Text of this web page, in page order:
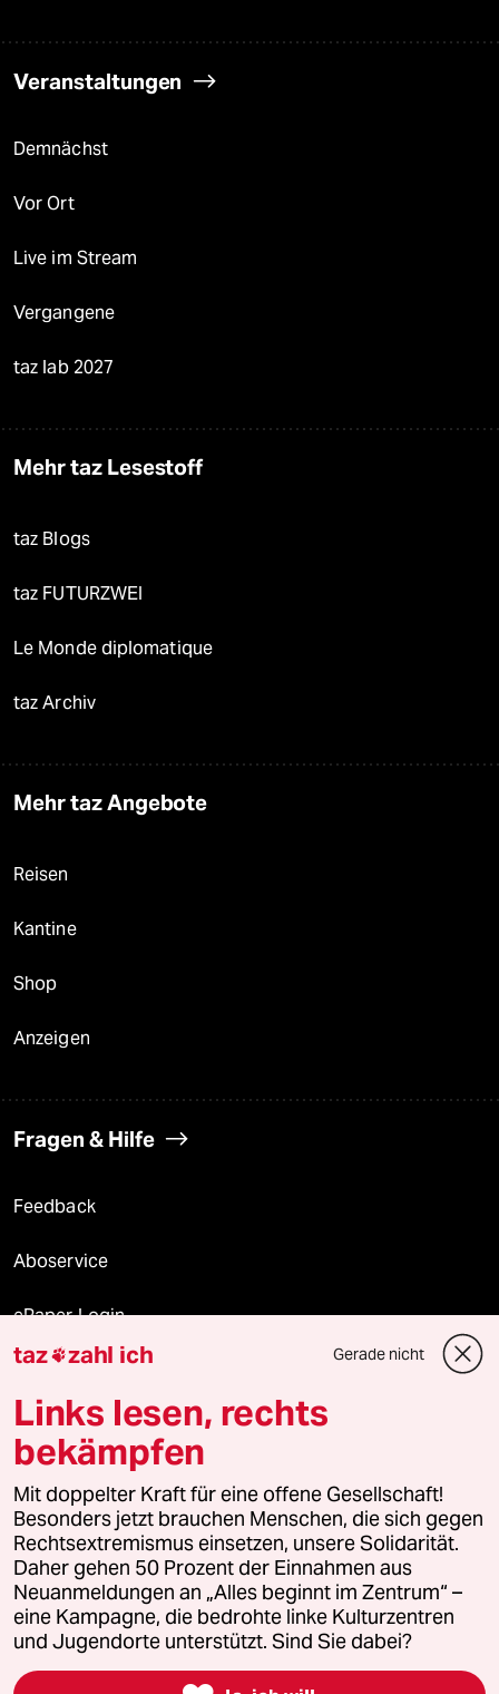
Veranstaltungen
Demnächst
Vor Ort
Live im Stream
Vergangene
taz lab 2027
Mehr taz Lesestoff
taz Blogs
taz FUTURZWEI
Le Monde diplomatique
taz Archiv
Mehr taz Angebote
Reisen
Kantine
Shop
Anzeigen
Fragen & Hilfe
Feedback
Aboservice
ePaper Login
Downloads für Abonnierende
© 2026 taz Verlags und Vertriebs GmbH
Alle Rechte vorbehalten. Bei rechtlichen Fragen oder für Genehmigungen
wenden Sie sich bitte an
lizenzen@taz.de
Feedback Redaktionsstatut Kommune-Richtlinien
Leitlinie Informant Datenschutz Impressum AGB
Seitenwende Einwilligungen widerrufen (Ads)
taz zahl ich Gerade nicht
Links lesen, rechts
bekämpfen
Mit doppelter Kraft für eine offene Gesellschaft!
Besonders jetzt brauchen Menschen, die sich gegen
Rechtsextremismus einsetzen, unsere Solidarität.
Daher gehen 50 Prozent der Einnahmen aus
Neuanmeldungen an „Alles beginnt im Zentrum“ –
eine Kampagne, die bedrohte linke Kulturzentren
und Jugendorte unterstützt. Sind Sie dabei?